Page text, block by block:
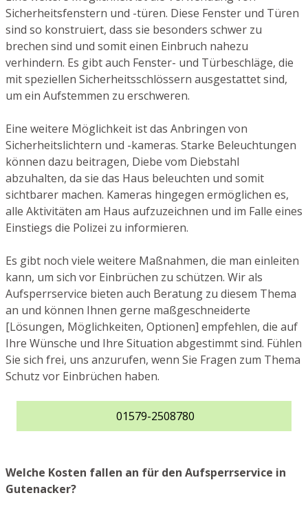
Sicherheitsfenstern und -türen. Diese Fenster und Türen
sind so konstruiert, dass sie besonders schwer zu
brechen sind und somit einen Einbruch nahezu
verhindern. Es gibt auch Fenster- und Türbeschläge, die
mit speziellen Sicherheitsschlössern ausgestattet sind,
um ein Aufstemmen zu erschweren.
Eine weitere Möglichkeit ist das Anbringen von
Sicherheitslichtern und -kameras. Starke Beleuchtungen
können dazu beitragen, Diebe vom Diebstahl
abzuhalten, da sie das Haus beleuchten und somit
sichtbarer machen. Kameras hingegen ermöglichen es,
alle Aktivitäten am Haus aufzuzeichnen und im Falle eines
Einstiegs die Polizei zu informieren.
Es gibt noch viele weitere Maßnahmen, die man einleiten
kann, um sich vor Einbrüchen zu schützen. Wir als
Aufsperrservice bieten auch Beratung zu diesem Thema
an und können Ihnen gerne maßgeschneiderte
[Lösungen, Möglichkeiten, Optionen] empfehlen, die auf
Ihre Wünsche und Ihre Situation abgestimmt sind. Fühlen
Sie sich frei, uns anzurufen, wenn Sie Fragen zum Thema
Schutz vor Einbrüchen haben.
01579-2508780
Welche Kosten fallen an für den Aufsperrservice in
Gutenacker?